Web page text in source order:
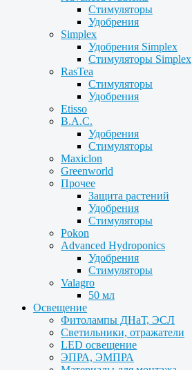
Стимуляторы
Удобрения
Simplex
Удобрения Simplex
Стимуляторы Simplex
RasTea
Стимуляторы
Удобрения
Etisso
B.A.C.
Удобрения
Стимуляторы
Maxiclon
Greenworld
Прочее
Защита растений
Удобрения
Стимуляторы
Pokon
Advanced Hydroponics
Удобрения
Стимуляторы
Valagro
50 мл
Освещение
Фитолампы ДНаТ, ЭСЛ
Светильники, отражатели
LED освещение
ЭПРА, ЭМПРА